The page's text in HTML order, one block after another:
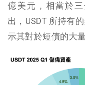
億美元，相當於
出，USDT 所持有
示其對於短債的大量